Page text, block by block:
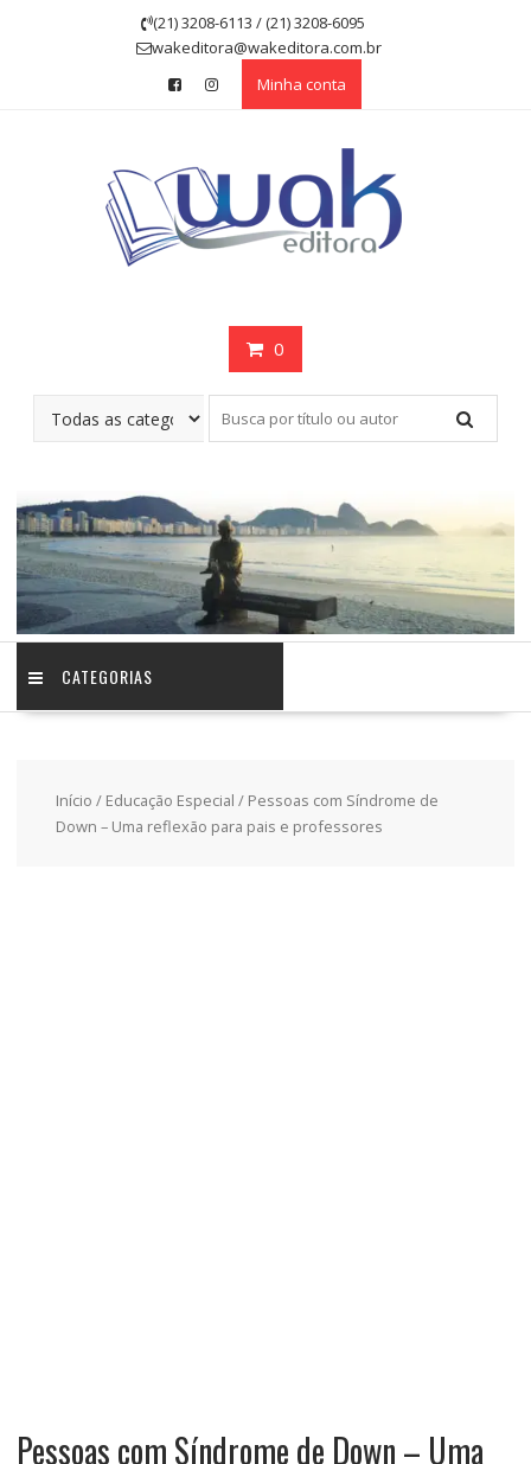
(21) 3208-6113 / (21) 3208-6095
wakeditora@wakeditora.com.br
Minha conta
0
CATEGORIAS
Início / Educação Especial / Pessoas com Síndrome de
Down – Uma reflexão para pais e professores
Pessoas com Síndrome de Down – Uma